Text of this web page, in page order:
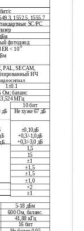
с
1552.5, 1555.7
SC/РС
фотодиод
-9
< 10
PAL, SECAM,
НЧ
1±0.1
Ом; баланс
МГц
10 бит
дБ Не хуже 67 дБ
±0,10дБ
+0,3/-1,0дБ
+0,3/-3,0 дБ
1,5
15
±1
±1,5
±1,5
±1,0
+2
±1
5-18 дБм
600 Ом, баланс.
41,88 кГц
16 бит